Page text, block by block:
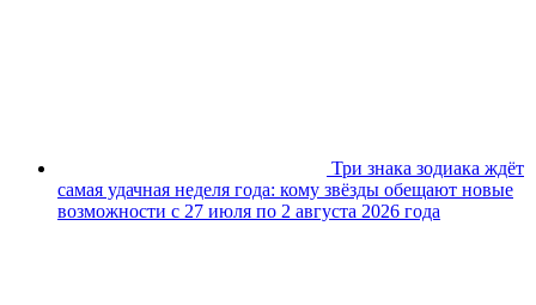
Три знака зодиака ждёт
самая удачная неделя года: кому звёзды обещают новые
возможности с 27 июля по 2 августа 2026 года